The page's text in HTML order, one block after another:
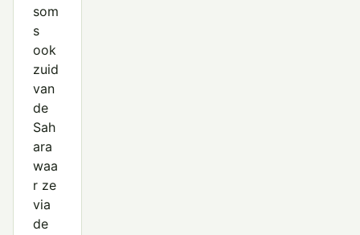
som
s
ook
zuid
van
de
Sah
ara
waa
r ze
via
de